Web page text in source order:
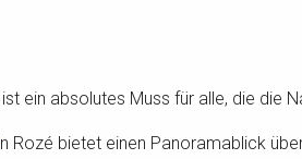
ein absolutes Muss für alle, die die
Rozé bietet einen Panoramablick